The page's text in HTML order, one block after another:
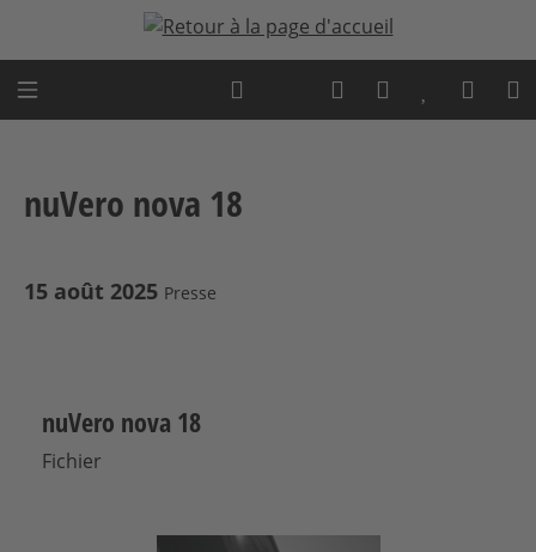
Passer au contenu principal
Expert advice
nuVero nova 18
15 août 2025 Presse
nuVero nova 18
Fichier